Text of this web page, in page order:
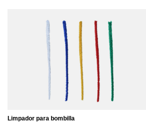
Limpador para bombilla